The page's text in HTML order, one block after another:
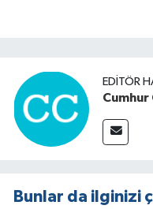
EDITÖR
Cumhur
Bunlar da ilginizi